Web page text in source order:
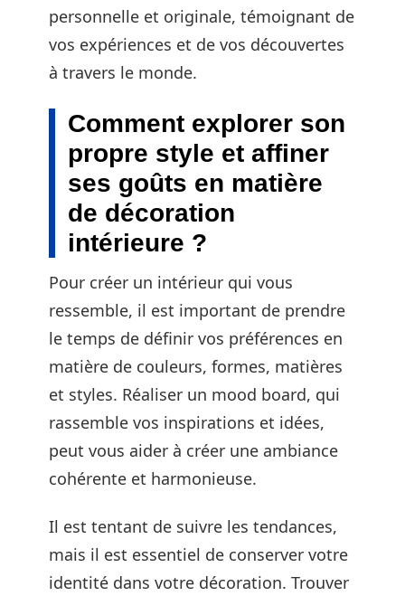
personnelle et originale, témoignant de
vos expériences et de vos découvertes
à travers le monde.
Comment explorer son
propre style et affiner
ses goûts en matière
de décoration
intérieure ?
Pour créer un intérieur qui vous
ressemble, il est important de prendre
le temps de définir vos préférences en
matière de couleurs, formes, matières
et styles. Réaliser un mood board, qui
rassemble vos inspirations et idées,
peut vous aider à créer une ambiance
cohérente et harmonieuse.
Il est tentant de suivre les tendances,
mais il est essentiel de conserver votre
identité dans votre décoration. Trouver